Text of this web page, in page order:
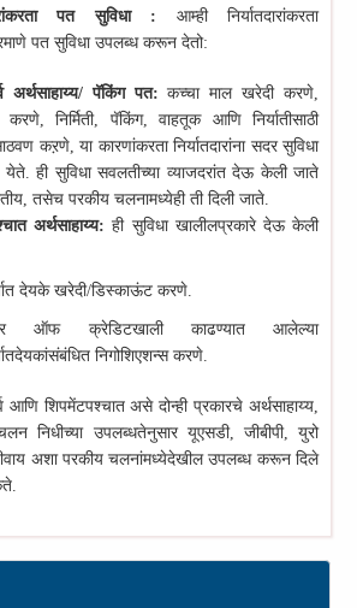
पत सुविधा : आम्ही निर्यातदारांकरता
पत सुविधा उपलब्ध करून देतो:
अर्थसाहाय्य/ पॅकिंग पत: कच्चा माल खरेदी करणे,
करणे, निर्मिती, पॅकिंग, वाहतूक आणि निर्यातीसाठी
कऱणे, या कारणांकरता निर्यातदारांना सदर सुविधा
येते. ही सुविधा सवलतीच्या व्याजदरांत देऊ केली जाते
तसेच परकीय चलनामध्येही ती दिली जाते.
अर्थसाहाय्य:ही सुविधा खालीलप्रकारे देऊ केली
देयके खरेदी/डिस्काऊंट करणे.
ऑफ क्रेडिटखाली काढण्यात आलेल्या
निगोशिएशन्स करणे.
आणि शिपमेंटपश्चात असे दोन्ही प्रकारचे अर्थसाहाय्य,
निधीच्या उपलब्धतेनुसार यूएसडी, जीबीपी, युरो
अशा परकीय चलनांमध्येदेखील उपलब्ध करून दिले